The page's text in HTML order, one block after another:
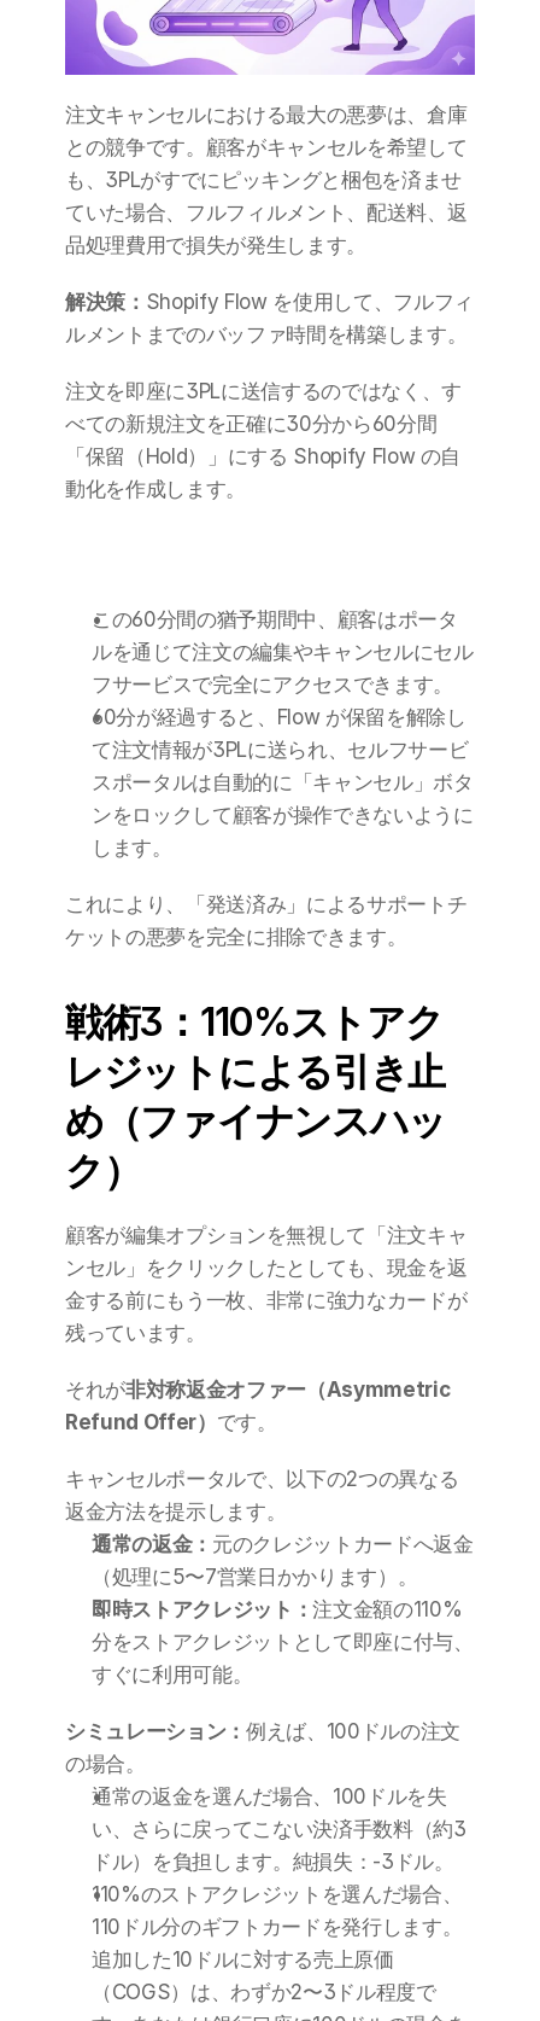
注文キャンセルにおける最大の悪夢は、倉庫
との競争です。顧客がキャンセルを希望して
も、3PLがすでにピッキングと梱包を済ませ
ていた場合、フルフィルメント、配送料、返
品処理費用で損失が発生します。
解決策： Shopify Flow を使用して、フルフィ
ルメントまでのバッファ時間を構築します。
注文を即座に3PLに送信するのではなく、す
べての新規注文を正確に30分から60分間
「保留（Hold）」にする Shopify Flow の自
動化を作成します。
この60分間の猶予期間中、顧客はポータ
ルを通じて注文の編集やキャンセルにセル
フサービスで完全にアクセスできます。
60分が経過すると、Flow が保留を解除し
て注文情報が3PLに送られ、セルフサービ
スポータルは自動的に「キャンセル」ボタ
ンをロックして顧客が操作できないように
します。
これにより、「発送済み」によるサポートチ
ケットの悪夢を完全に排除できます。
戦術3：110%ストアク
レジットによる引き止
め（ファイナンスハッ
ク）
顧客が編集オプションを無視して「注文キャ
ンセル」をクリックしたとしても、現金を返
金する前にもう一枚、非常に強力なカードが
残っています。
それが非対称返金オファー（Asymmetric
Refund Offer） です。
キャンセルポータルで、以下の2つの異なる
返金方法を提示します。
通常の返金： 元のクレジットカードへ返金
（処理に5〜7営業日かかります）。
即時ストアクレジット：注文金額の110%
分をストアクレジットとして即座に付与、
すぐに利用可能。
シミュレーション： 例えば、100ドルの注文
の場合。
通常の返金を選んだ場合、100ドルを失
い、さらに戻ってこない決済手数料（約3
ドル）を負担します。純損失：-3ドル。
110%のストアクレジットを選んだ場合、
110ドル分のギフトカードを発行します。
追加した10ドルに対する売上原価
（COGS）は、わずか2〜3ドル程度で